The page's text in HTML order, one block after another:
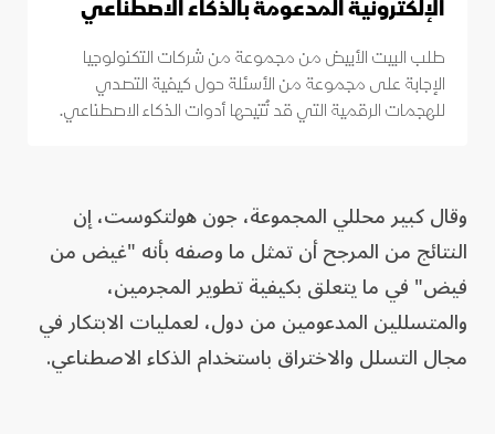
الإلكترونية المدعومة بالذكاء الاصطناعي
طلب البيت الأبيض من مجموعة من شركات التكنولوجيا
الإجابة على مجموعة من الأسئلة حول كيفية التصدي
للهجمات الرقمية التي قد تُتيحها أدوات الذكاء الاصطناعي.
وقال كبير محللي المجموعة، جون هولتكوست، إن
النتائج من المرجح أن تمثل ما وصفه بأنه "غيض من
فيض" في ما يتعلق بكيفية تطوير المجرمين،
والمتسللين المدعومين من دول، لعمليات الابتكار في
مجال التسلل والاختراق باستخدام الذكاء الاصطناعي.